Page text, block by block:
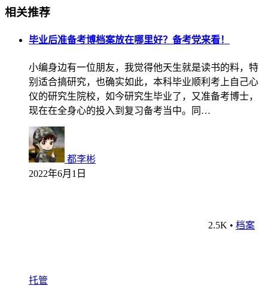
相关推荐
毕业后准备考博档案放在哪里好？备考党来看！
小编身边有一位朋友，我觉得他天生就是读书的料，特
别适合搞研究，也确实如此，本科毕业顺利考上自己心
仪的研究生院校，如今研究生毕业了，又准备考博士，
现在在全身心的投入到复习备考当中。同…
都李彬
2022年6月1日
2.5K • 档案
托管